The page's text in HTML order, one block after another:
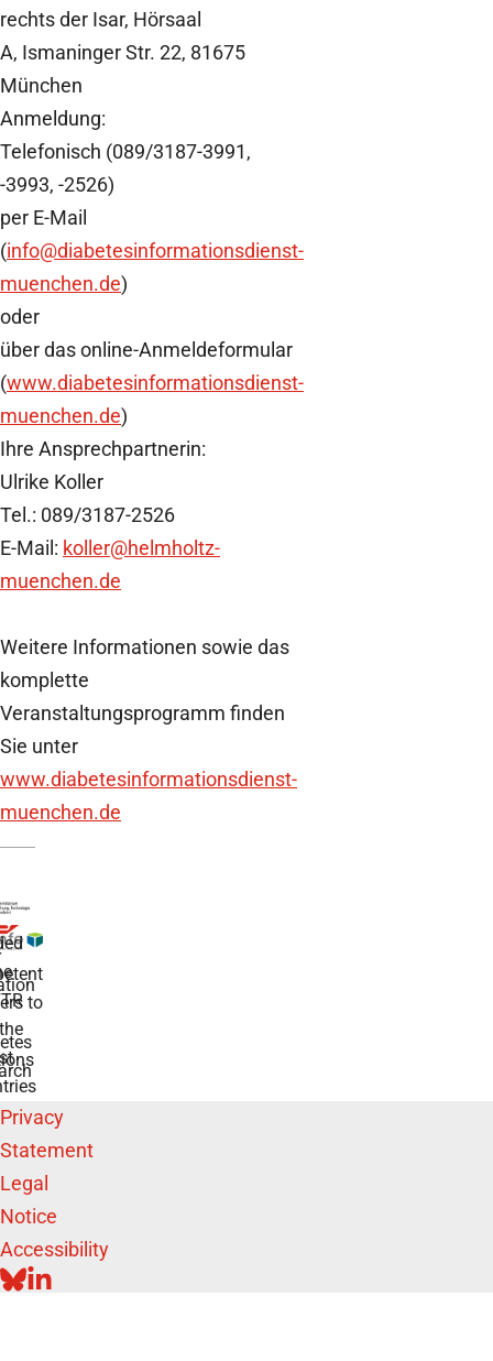
rechts der Isar, Hörsaal
A, Ismaninger Str. 22, 81675
München
Anmeldung:
Telefonisch (089/3187-3991,
-3993, -2526)
per E-Mail
(info@diabetesinformationsdienst-
muenchen.de)
oder
über das online-Anmeldeformular
(www.diabetesinformationsdienst-
muenchen.de)
Ihre Ansprechpartnerin:
Ulrike Koller
Tel.: 089/3187-2526
E-Mail: koller@helmholtz-
muenchen.de
Weitere Informationen sowie das
komplette
Veranstaltungsprogramm finden
Sie unter
www.diabetesinformationsdienst-
muenchen.de
to
Privacy
Statement
Legal
Notice
Accessibility
BLUESKY
LINKEDIN